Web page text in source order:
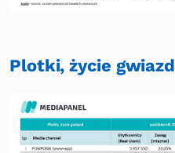
Plotki, życie gwiazd